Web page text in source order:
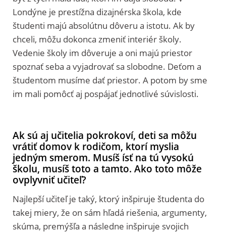
Londýne je prestížna dizajnérska škola, kde
študenti majú absolútnu dôveru a istotu. Ak by
chceli, môžu dokonca zmeniť interiér školy.
Vedenie školy im dôveruje a oni majú priestor
spoznať seba a vyjadrovať sa slobodne. Deťom a
študentom musíme dať priestor. A potom by sme
im mali pomôcť aj pospájať jednotlivé súvislosti.
Ak sú aj učitelia pokrokoví, deti sa môžu
vrátiť domov k rodičom, ktorí myslia
jedným smerom. Musíš ísť na tú vysokú
školu, musíš toto a tamto. Ako toto môže
ovplyvniť učiteľ?
Najlepší učiteľ je taký, ktorý inšpiruje študenta do
takej miery, že on sám hľadá riešenia, argumenty,
skúma, premýšľa a následne inšpiruje svojich